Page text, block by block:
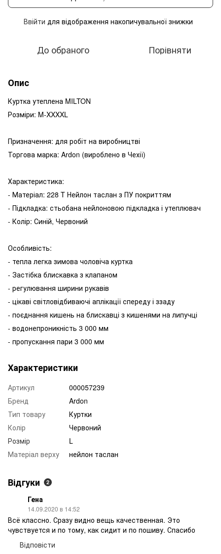
Ввійти для відображення накопичувальної знижки
До обраного Порівняти
Опис
Куртка утеплена MILTON
Розміри: M-XXXXL
Призначення: для робіт на виробництві
Торгова марка: Ardon (вироблено в Чехії)
Характеристика:
- Матеріал: 228 T Нейлон таслан з ПУ покриттям
- Підкладка: стьобана нейлоновою підкладка і утеплювач
- Колір: Синій, Червоний
Особливість:
- тепла легка зимова чоловіча куртка
- Застібка блискавка з клапаном
- регулювання ширини рукавів
- цікаві світловідбиваючі аплікації спереду і ззаду
- поєднання кишень на блискавці з кишенями на липучці
- водонепроникність 3 000 мм
- пропускання пари 3 000 мм
Характеристики
Артикул
000057239
Бренд
Ardon
Тип товару
Куртки
Колір
Червоний
Розмір
L
Матеріал верху
нейлон таслан
Відгуки 2
Гена
14.09.2020 в 14:52
Всё классно. Сразу видно вещь качественная. Это
чувствуется и по тому, как сидит и по пошиву. Спасибо
Відповісти